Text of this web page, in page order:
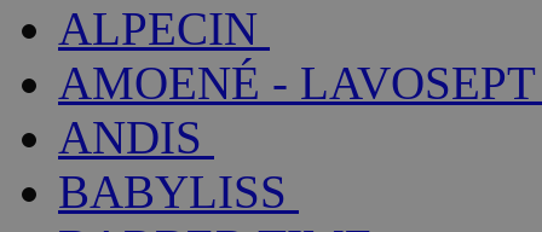
ALPECIN
AMOENÉ - LAVOSEPT
ANDIS
BABYLISS